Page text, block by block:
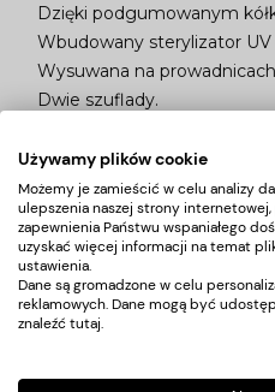
Dzięki podgumowanym
Wbudowany sterylizator UV
Wysuwana na prowadnicach
Dwie szuflady.
Dane techniczne:
Kolor: biały,
Materiał: drewno,
Wymiary:
-wysokość 82cm,
-szerokość 55cm,
Używamy plików cookie
Możemy je zamieścić w celu analizy
ulepszenia naszej strony
zapewnienia Państwu wspaniałego
uzyskać więcej informacji na temat
ustawienia.
Dane są gromadzone w celu
reklamowych. Dane mogą być
znaleźć tutaj.